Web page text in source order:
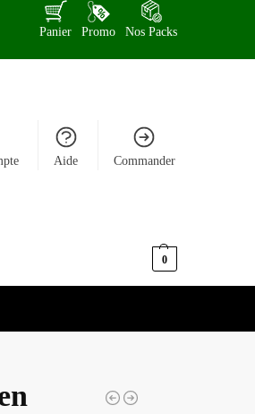
Panier Promo Nos Packs
Aide Commander
0